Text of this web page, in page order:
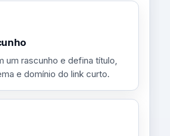
um rascunho e defina título,
e domínio do link curto.